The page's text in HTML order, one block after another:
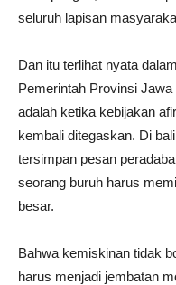
seluruh lapisan
Dan itu terlihat nyata
Pemerintah Provinsi
adalah ketika kebijakan
kembali ditegaskan. Di
tersimpan pesan
seorang buruh harus
besar.
Bahwa kemiskinan tidak
harus menjadi jembatan